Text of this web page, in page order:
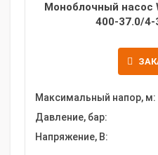
Моноблочный насос
400-37.0/4-
Максимальный напор, м:
Давление, бар:
Напряжение, В: